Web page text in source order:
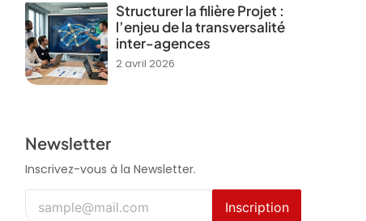
Structurer la filière Projet :
l’enjeu de la transversalité
inter-agences
2 avril 2026
Newsletter
Inscrivez-vous à la Newsletter.
Inscription